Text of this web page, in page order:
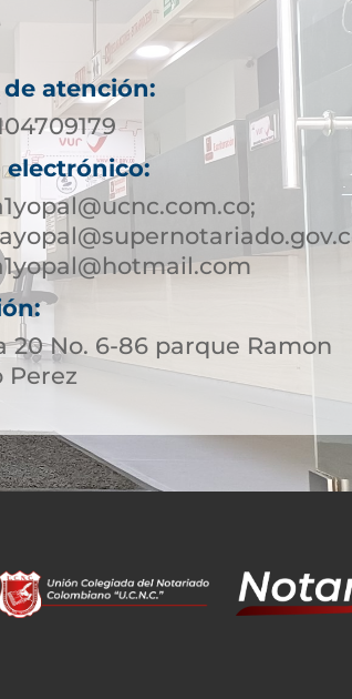
de atención:
electrónico:
20 No. 6-86 parque Ramon
Perez